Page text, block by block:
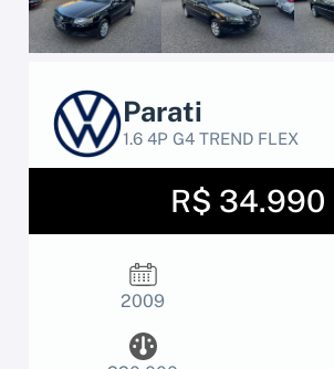
Parati
1.6 4P G4 TREND FLEX
R$ 34.990
2009